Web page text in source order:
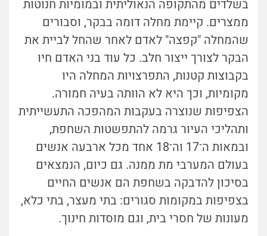
בשלדים מהתקופה הנאוליתית ובמומיות חנוטות
ממצרים. קיימת מחלה דומה בבקר, וסבורים
שהמחלה "קפצה" לאדם לאחר שהחל לביית את
הבקר לצורך ייצור חלב. כל עוד בני האדם חיו
בקבוצות קטנות, התפרצויות המחלה היו
מקומיות, וכך היא לא הוותה בעיה חמורה.
הצפיפות שנוצרה בעקבות המהפכה התעשייתית
ותהליכי העיור גרמה להתפשטות השחפת,
ובמאות ה־17 וה־18 אחד מכל ארבעה אנשים
בעולם המערבי מת ממנה. גם כיום, הנמצאים
בסיכון להדבקה בשחפת הם אנשים החיים
בצפיפות במקומות סגורים: בתי מעצר, בתי כלא,
מעונות של חסרי בית, וגם מוסדות חינוך.